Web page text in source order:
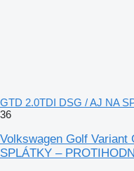
GTD 2.0TDI DSG / AJ NA
36
Volkswagen Golf Variant
SPLÁTKY –